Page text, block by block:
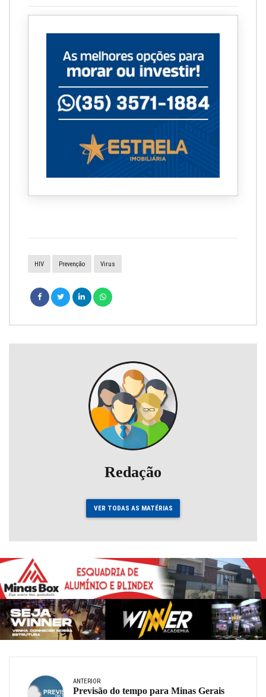
HIV Prevenção Virus
Redação
VER TODAS AS MATÉRIAS
ANTERIOR
Previsão do tempo para Minas Gerais